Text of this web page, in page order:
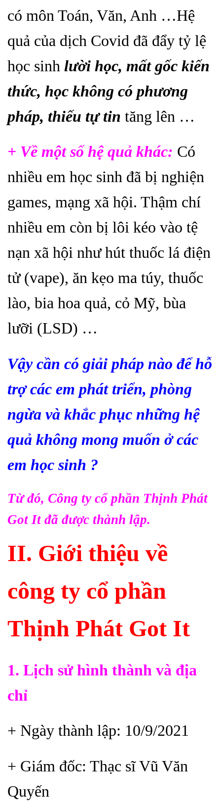
có môn Toán, Văn, Anh …Hệ
quả của dịch Covid đã đẩy tỷ lệ
học sinh lười học, mất gốc kiến
thức, học không có phương
pháp, thiếu tự tin tăng lên …
+ Về một số hệ quả khác: Có
nhiều em học sinh đã bị nghiện
games, mạng xã hội. Thậm chí
nhiều em còn bị lôi kéo vào tệ
nạn xã hội như hút thuốc lá điện
tử (vape), ăn kẹo ma túy, thuốc
lào, bia hoa quả, cỏ Mỹ, bùa
lưỡi (LSD) …
Vậy cần có giải pháp nào để hỗ
trợ các em phát triển, phòng
ngừa và khắc phục những hệ
quả không mong muốn ở các
em học sinh ?
Từ đó, Công ty cổ phần Thịnh Phát
Got It đã được thành lập.
II. Giới thiệu về
công ty cổ phần
Thịnh Phát Got It
1. Lịch sử hình thành và địa
chỉ
+ Ngày thành lập: 10/9/2021
+ Giám đốc: Thạc sĩ Vũ Văn
Quyến